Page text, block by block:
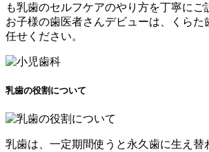
も乳歯のセルフケアのやり方を丁寧にご
お子様の歯医者さんデビューは、くらた
任せください。
乳歯の役割について
乳歯は、一定期間使うと永久歯に生え替